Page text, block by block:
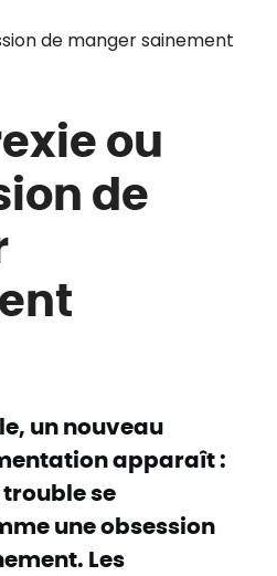
de manger sainement
ou
de
un nouveau
apparaît :
trouble se
une obsession
Les